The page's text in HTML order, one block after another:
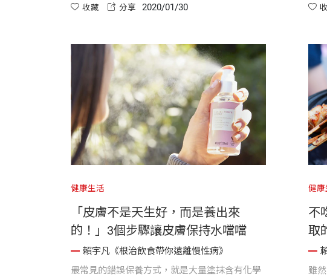
看小學生的記憶力好嗎？
收藏 分享 2020/01/30
健康生活
「皮膚不是天生好，而是養出來
的！」3個步驟讓皮膚保持水噹噹
賴宇凡《根治飲食帶你遠離慢性病》
最常見的錯誤保養方式，就是大量塗抹含有化學
健康
不
取
雖